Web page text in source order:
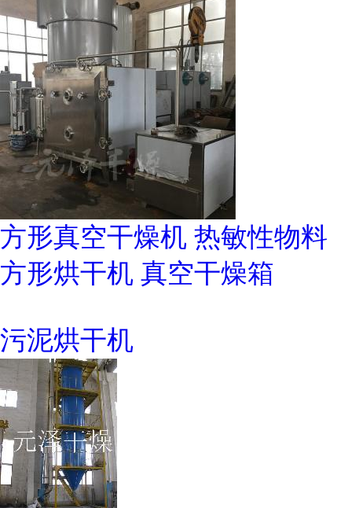
方形真空干燥机 热敏性物料
方形烘干机 真空干燥箱
污泥烘干机